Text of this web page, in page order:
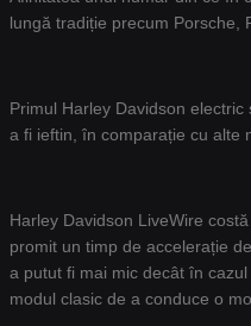
lungă tradiție precum Porsche,
Primul Harley Davidson
a fi ieftin, în comparație cu alte
Harley Davidson LiveWire
promit un timp de accelerație
a putut fi mai mic decât în
modul clasic de a conduce o